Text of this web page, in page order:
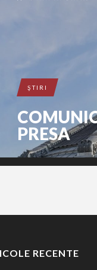
ŞTIRI
PRESA
RECENTE